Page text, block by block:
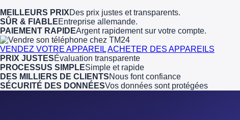
MEILLEURS PRIXDes prix justes et transparents.
SÛR & FIABLEEntreprise allemande.
PAIEMENT RAPIDEArgent rapidement sur votre compte.
VENDEZ VOTRE APPAREILACHETER DES APPAREILS
PRIX JUSTESÉvaluation transparente
PROCESSUS SIMPLESimple et rapide
DES MILLIERS DE CLIENTSNous font confiance
SÉCURITÉ DES DONNÉESVos données sont protégées